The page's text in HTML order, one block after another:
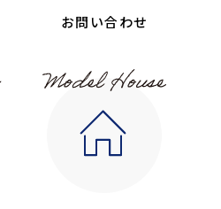
お問い合わせ